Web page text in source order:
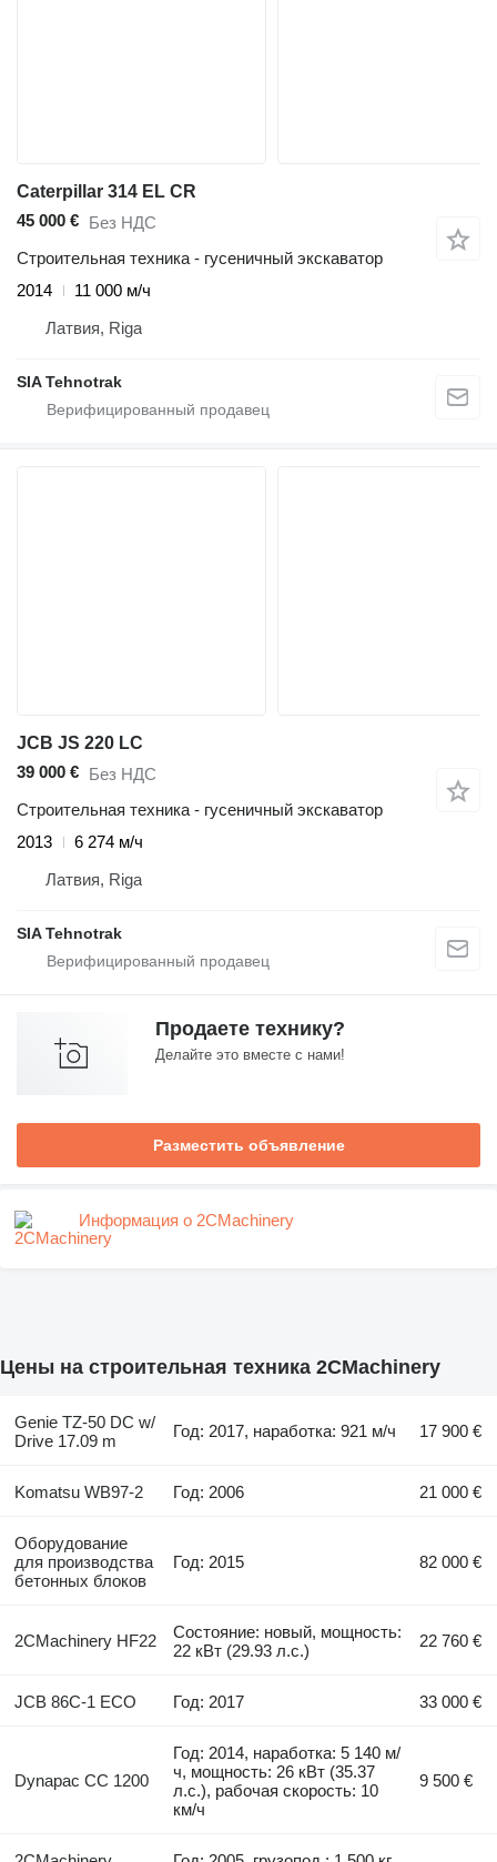
Caterpillar 314 EL CR
45 000 € Без НДС
Строительная техника - гусеничный экскаватор
2014
11 000 м/ч
Латвия, Riga
SIA Tehnotrak
JCB JS 220 LC
39 000 € Без НДС
Строительная техника - гусеничный экскаватор
2013
6 274 м/ч
Латвия, Riga
SIA Tehnotrak
Продаете технику?
Делайте это вместе с нами!
Разместить объявление
Информация о 2CMachinery
Цены на строительная техника 2CMachinery
Genie TZ-50 DC w/
Drive 17.09 m
Год: 2017, наработка: 921 м/ч 17 900 €
Komatsu WB97-2 Год: 2006 21 000 €
Оборудование
для производства
бетонных блоков
Год: 2015 82 000 €
2CMachinery HF22
Состояние: новый, мощность:
22 кВт (29.93 л.с.)
22 760 €
JCB 86C-1 ECO Год: 2017 33 000 €
Dynapac CC 1200
Год: 2014, наработка: 5 140 м/
ч, мощность: 26 кВт (35.37
л.с.), рабочая скорость: 10
км/ч
9 500 €